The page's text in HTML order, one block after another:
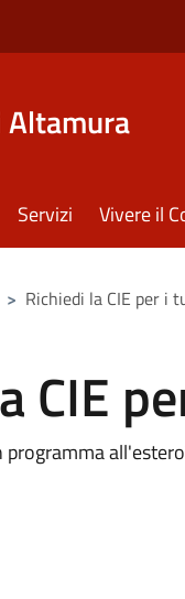
Altamura
Servizi Vivere il
> Richiedi la CIE per i
CIE